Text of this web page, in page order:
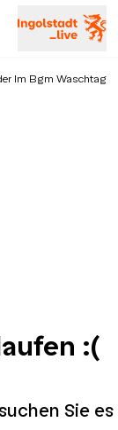
Im Bgm Waschtag
:(
Sie es